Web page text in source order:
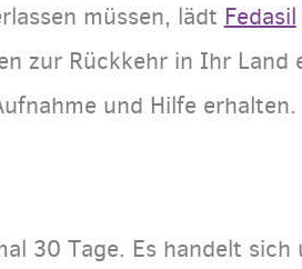
müssen, lädt Fedasil
zur Rückkehr in Ihr Land
und Hilfe erhalten.
30 Tage. Es handelt sich